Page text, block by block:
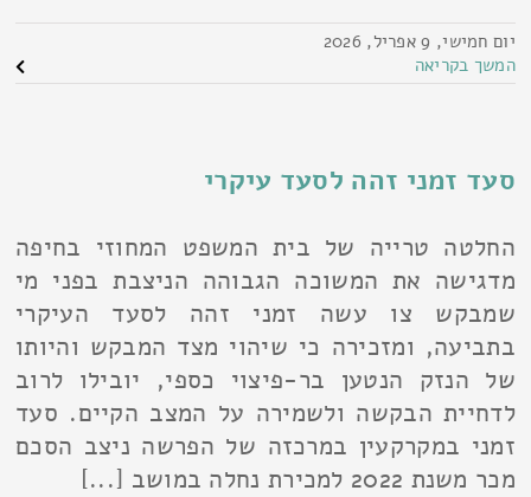
יום חמישי, 9 אפריל, 2026
המשך בקריאה
סעד זמני זהה לסעד עיקרי
החלטה טרייה של בית המשפט המחוזי בחיפה
מדגישה את המשוכה הגבוהה הניצבת בפני מי
שמבקש צו עשה זמני זהה לסעד העיקרי
בתביעה, ומזכירה כי שיהוי מצד המבקש והיותו
של הנזק הנטען בר-פיצוי כספי, יובילו לרוב
לדחיית הבקשה ולשמירה על המצב הקיים. סעד
זמני במקרקעין במרכזה של הפרשה ניצב הסכם
מכר משנת 2022 למכירת נחלה במושב [...]